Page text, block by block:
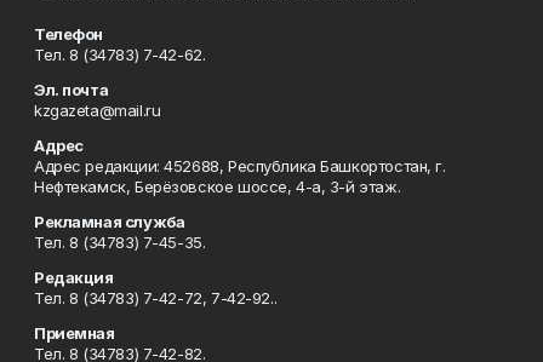
Телефон
Тел. 8 (34783) 7-42-62.
Эл. почта
kzgazeta@mail.ru
Адрес
Адрес редакции: 452688, Республика Башкортостан, г.
Нефтекамск, Берёзовское шоссе, 4-а, 3-й этаж.
Рекламная служба
Тел. 8 (34783) 7-45-35.
Редакция
Тел. 8 (34783) 7-42-72, 7-42-92..
Приемная
Тел. 8 (34783) 7-42-82.